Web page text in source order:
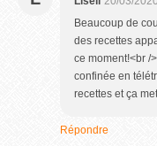
Beaucoup de
des recettes
ce moment!<br /
confinée en
recettes et ça
Répondre